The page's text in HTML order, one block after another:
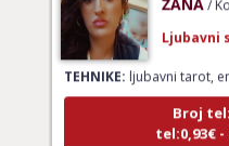
TEHNIKE:ljubavni tarot,
Broj tel:
tel:0,93€